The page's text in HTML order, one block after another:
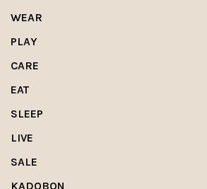
WEAR
PLAY
CARE
EAT
SLEEP
LIVE
SALE
KADOBON